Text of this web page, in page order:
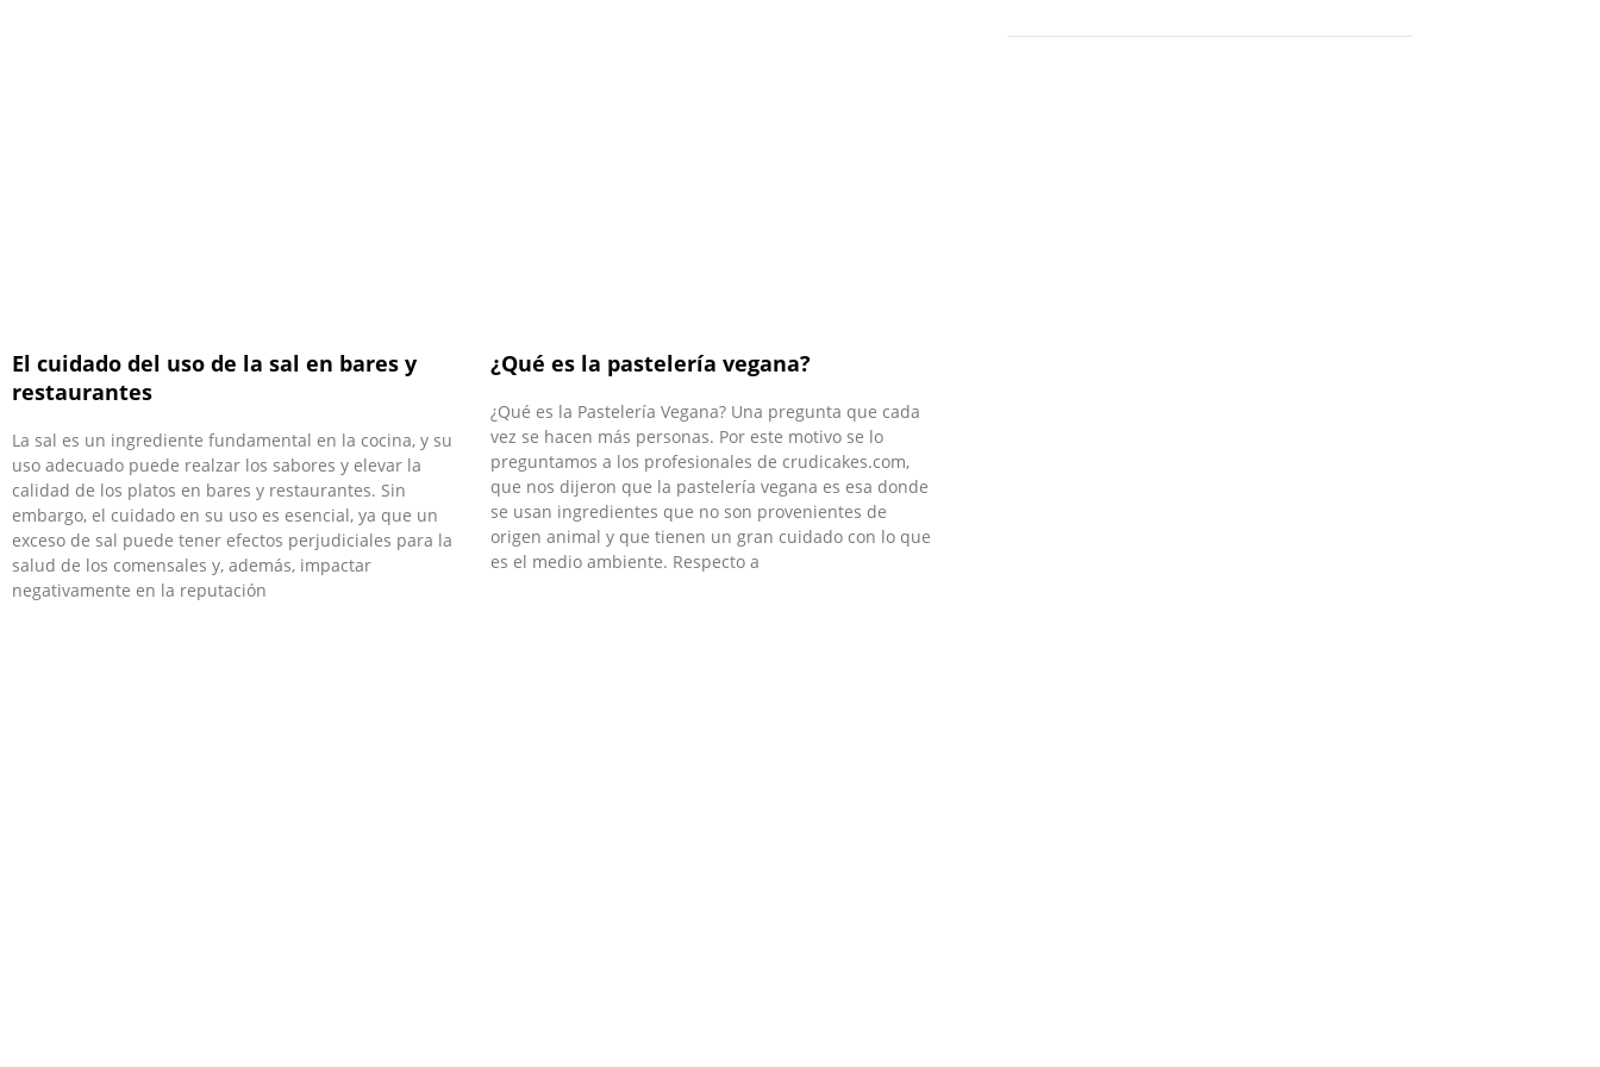
El cuidado del uso de la sal en bares y
restaurantes
La sal es un ingrediente fundamental en la cocina, y su
uso adecuado puede realzar los sabores y elevar la
calidad de los platos en bares y restaurantes. Sin
embargo, el cuidado en su uso es esencial, ya que un
exceso de sal puede tener efectos perjudiciales para la
salud de los comensales y, además, impactar
negativamente en la reputación
¿Qué es la pastelería vegana?
¿Qué es la Pastelería Vegana? Una pregunta que cada
vez se hacen más personas. Por este motivo se lo
preguntamos a los profesionales de crudicakes.com,
que nos dijeron que la pastelería vegana es esa donde
se usan ingredientes que no son provenientes de
origen animal y que tienen un gran cuidado con lo que
es el medio ambiente. Respecto a